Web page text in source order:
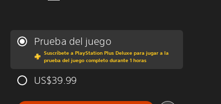
Prueba del juego
Suscríbete a PlayStation Plus Deluxe para jugar a la
prueba del juego completo durante 1 horas
US$39.99